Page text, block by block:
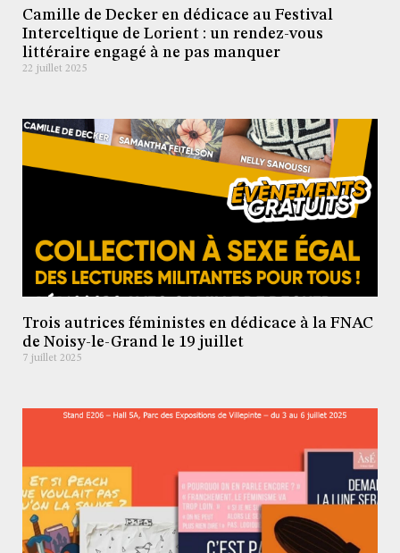
Camille de Decker en dédicace au Festival
Interceltique de Lorient : un rendez-vous
littéraire engagé à ne pas manquer
22 juillet 2025
Trois autrices féministes en dédicace à la FNAC
de Noisy-le-Grand le 19 juillet
7 juillet 2025